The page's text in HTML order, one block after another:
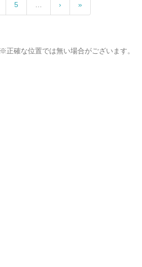
5 › »
※正確な位置では無い場合がございます。